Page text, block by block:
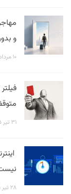
و
۱۰ مرداد ۱۴۰۵
۳۱ تیر ۱۴۰۵
۲۸ تیر ۱۴۰۵